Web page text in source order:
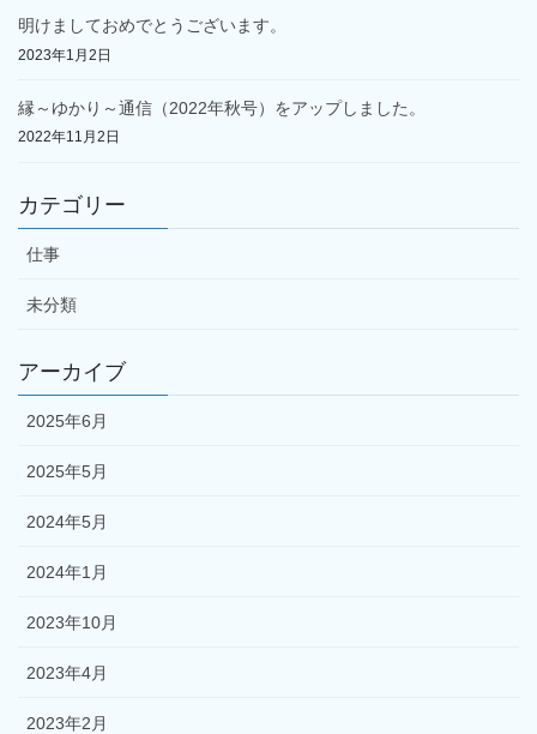
明けましておめでとうございます。
2023年1月2日
縁～ゆかり～通信（2022年秋号）をアップしました。
2022年11月2日
カテゴリー
仕事
未分類
アーカイブ
2025年6月
2025年5月
2024年5月
2024年1月
2023年10月
2023年4月
2023年2月